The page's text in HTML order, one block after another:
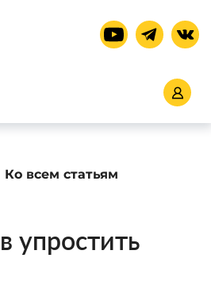
Ко всем статьям
упростить